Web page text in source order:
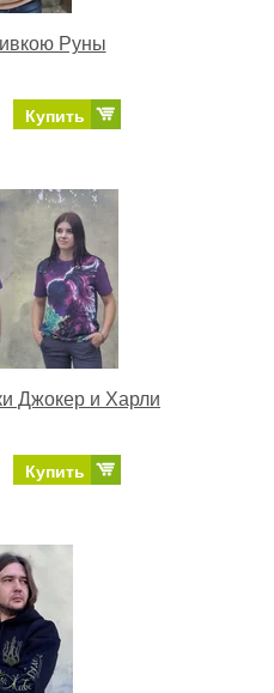
Руны
Купить
Джокер и Харли
Купить